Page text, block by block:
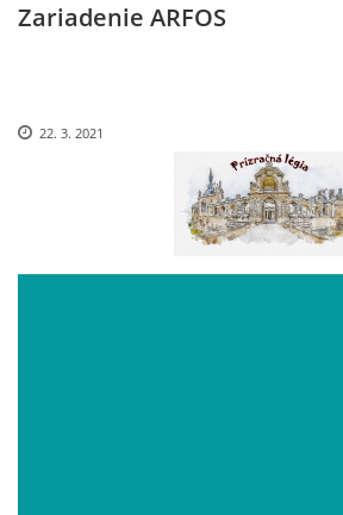
EGYRON: SIEDMY DEŇ - 3. DIEL
Zariadenie ARFOS
22. 3. 2021